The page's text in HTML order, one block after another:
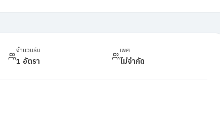
จำนวนรับ
1 อัตรา
เพศ
ไม่จำกัด